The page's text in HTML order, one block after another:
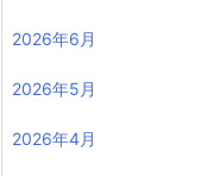
2026年6月
2026年5月
2026年4月